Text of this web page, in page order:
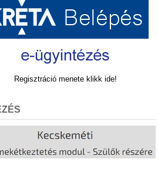
Regisztráció menete klikk ide!